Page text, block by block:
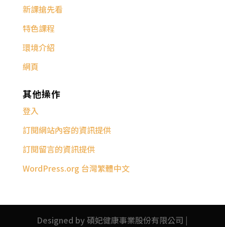
新課搶先看
特色課程
環境介紹
網頁
其他操作
登入
訂閱網站內容的資訊提供
訂閱留言的資訊提供
WordPress.org 台灣繁體中文
Designed by 碩妃健康事業股份有限公司 |